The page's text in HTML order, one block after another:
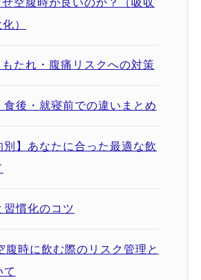
）
もたれ・腹痛リスクへの対策
食後・就寝前での違いまとめ
別】あなたに合った最適な飲
習慣化のコツ
腹時に飲む際のリスク管理と
て